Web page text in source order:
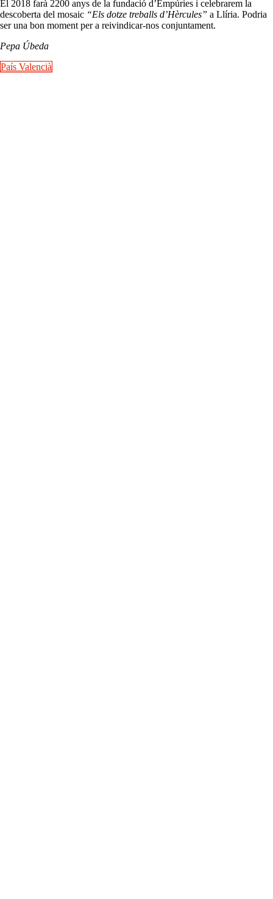
El 2018 farà 2200 anys de la fundació d’Empúries i celebrarem la
descoberta del mosaic “Els dotze treballs d’Hèrcules” a Llíria. Podria
ser una bon moment per a reivindicar-nos conjuntament.
Pepa Úbeda
País Valencià